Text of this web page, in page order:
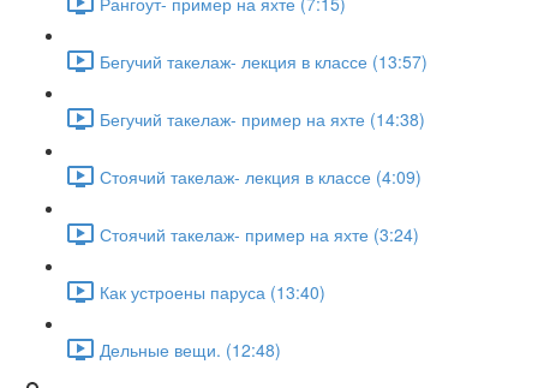
Бегучий такелаж- лекция в классе (13:57)
Бегучий такелаж- пример на яхте (14:38)
Стоячий такелаж- лекция в классе (4:09)
Стоячий такелаж- пример на яхте (3:24)
Как устроены паруса (13:40)
Дельные вещи. (12:48)